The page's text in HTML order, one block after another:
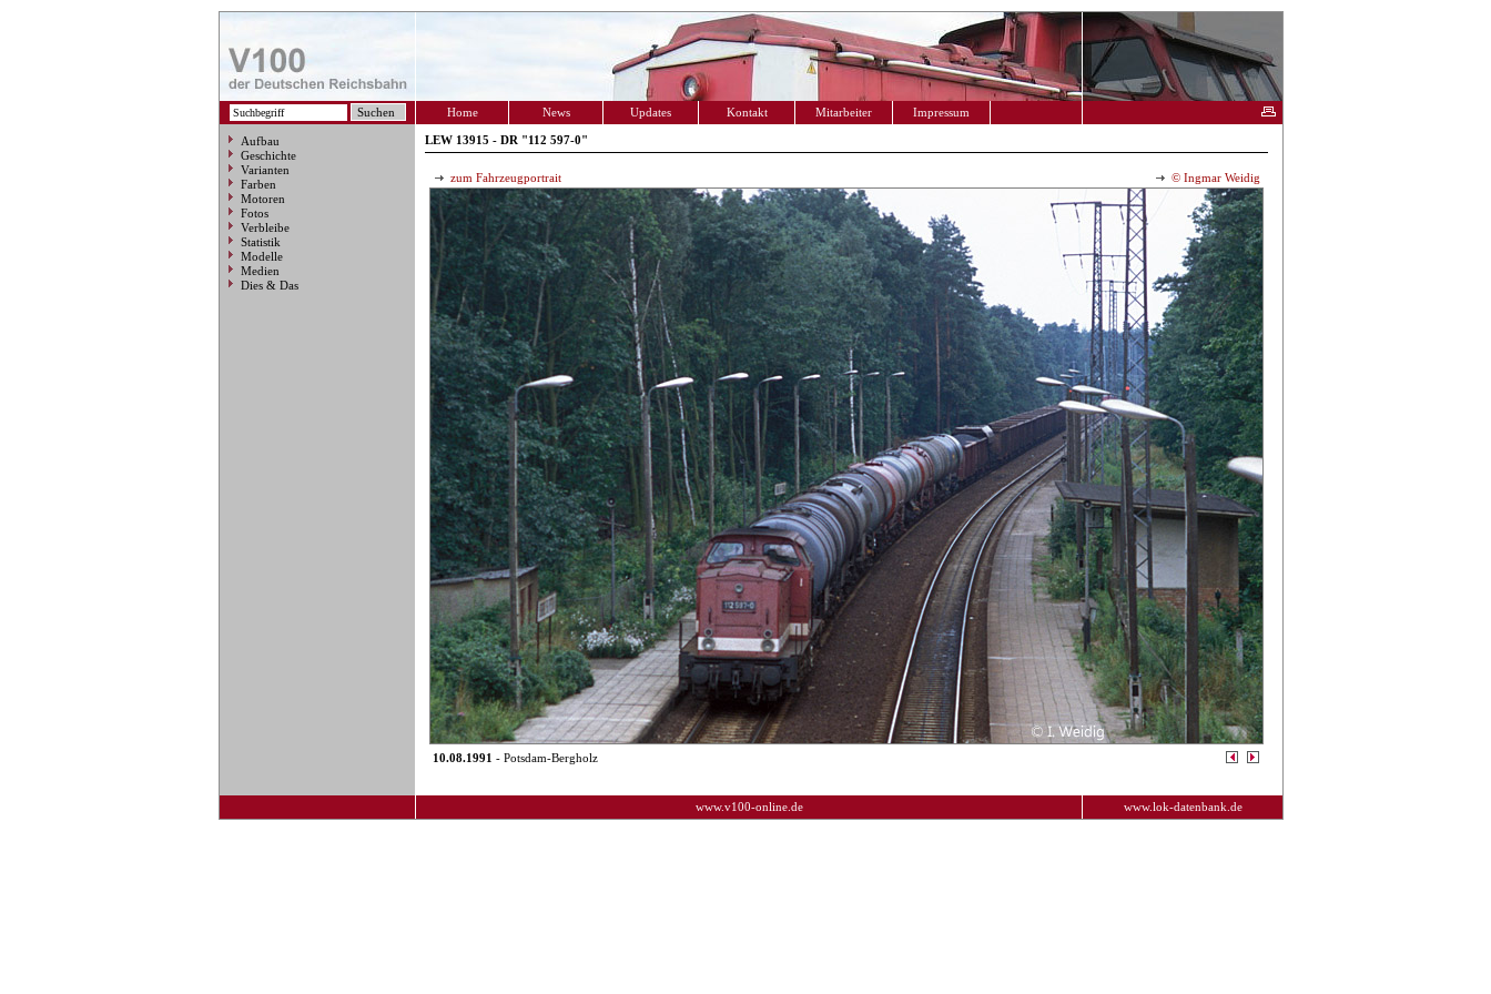
Home News Updates Kontakt Mitarbeiter Impressum
Aufbau
Geschichte
Varianten
Farben
Motoren
Fotos
Verbleibe
Statistik
Modelle
Medien
Dies & Das
LEW 13915 - DR "112 597-0"
zum Fahrzeugportrait © Ingmar Weidig
10.08.1991 - Potsdam-Bergholz
www.v100-online.de www.lok-datenbank.de